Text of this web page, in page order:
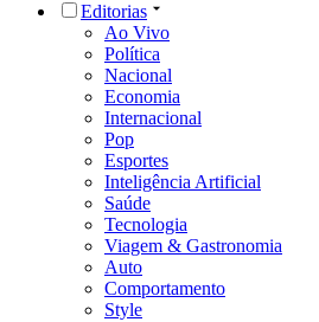
Editorias
Ao Vivo
Política
Nacional
Economia
Internacional
Pop
Esportes
Inteligência Artificial
Saúde
Tecnologia
Viagem & Gastronomia
Auto
Comportamento
Style